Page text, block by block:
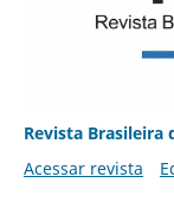
Revista Brasileira
Acessar revista